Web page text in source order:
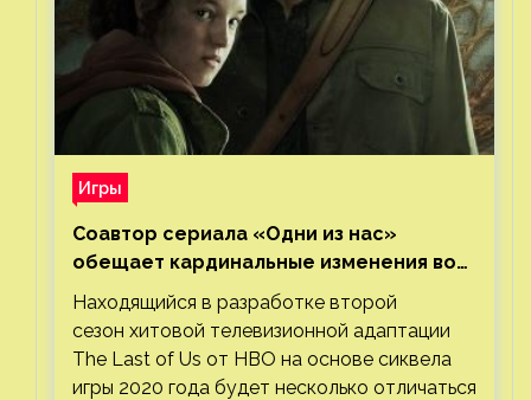
Игры
Соавтор сериала «Одни из нас»
обещает кардинальные изменения во
втором сезоне
Находящийся в разработке второй
сезон хитовой телевизионной адаптации
The Last of Us от HBO на основе сиквела
игры 2020 года будет несколько отличаться